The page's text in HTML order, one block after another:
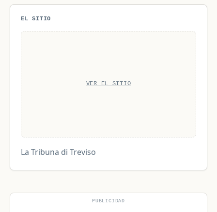
EL SITIO
VER EL SITIO
La Tribuna di Treviso
PUBLICIDAD